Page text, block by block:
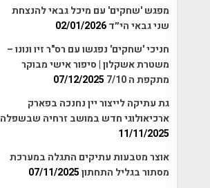
מפגש 'שחקים' עם מיכל גבאי להנצחת
שני גבאי הי״ד02/01/2026
חניכי 'שחקים' נפגשו עם רס"ר זיו ונונו –
משטרת אשקלון | סיפור אישי מבוקר
מתקפת ה 7/10
07/12/2025
גת עתיקה לייצור יין נחנכה בפארק
ארכיאולוגי חדש במושב זרחיה שבשפלה
11/11/2025
אוצר מטבעות עתיקים התגלה במערכת
מסתור בגליל התחתון07/11/2025